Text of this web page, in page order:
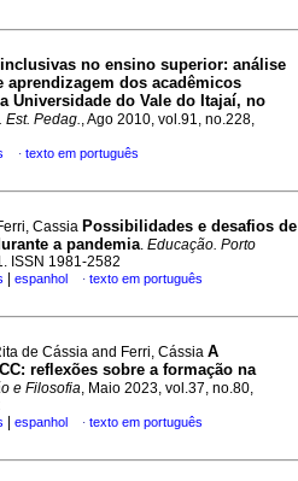
no ensino superior: análise
aprendizagem dos acadêmicos
Universidade do Vale do Itajaí, no
Est. Pedag., Ago 2010, vol.91, no.228,
· texto em português
Cassia Possibilidades e desafios de
a pandemia. Educação. Porto
ISSN 1981-2582
espanhol · texto em português
de Cássia and Ferri, Cássia A
reflexões sobre a formação na
e Filosofia, Maio 2023, vol.37, no.80,
espanhol · texto em português